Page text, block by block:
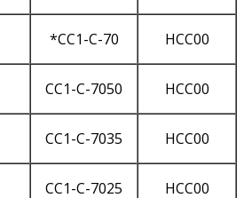
*CC1-C-70 HCC00
CC1-C-7050 HCC00
CC1-C-7035 HCC00
CC1-C-7025 HCC00